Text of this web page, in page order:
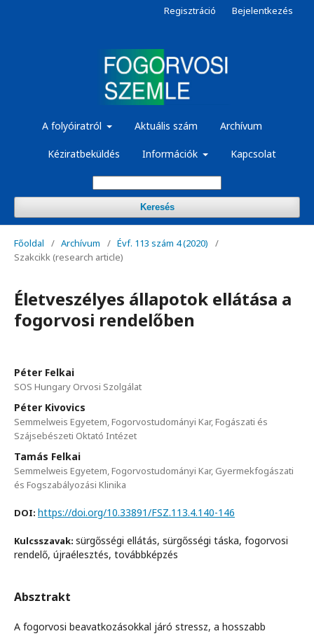
A folyóiratról Aktuális szám Archívum
Kéziratbeküldés Információk Kapcsolat
Keresés
Regisztráció Bejelentkezés
Főoldal / Archívum / Évf. 113 szám 4 (2020)
/
Szakcikk (research article)
Életveszélyes állapotok ellátása a
fogorvosi rendelőben
Péter Felkai
SOS Hungary Orvosi Szolgálat
Péter Kivovics
Semmelweis Egyetem, Fogorvostudományi Kar, Fogászati és
Szájsebészeti Oktató Intézet
Tamás Felkai
Semmelweis Egyetem, Fogorvostudományi Kar, Gyermekfogászati
és Fogszabályozási Klinika
DOI: https://doi.org/10.33891/FSZ.113.4.140-146
Kulcsszavak: sürgősségi ellátás, sürgősségi táska, fogorvosi
rendelő, újraélesztés, továbbképzés
Absztrakt
A fogorvosi beavatkozásokkal járó stressz, a hosszabb